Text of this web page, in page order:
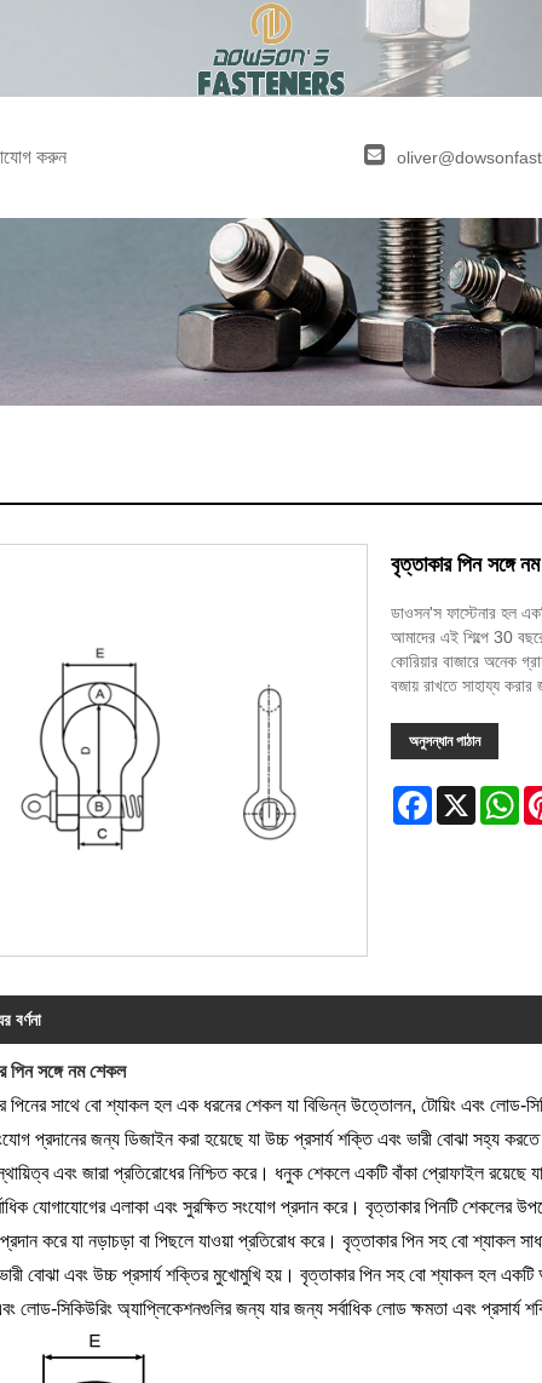
করুন
বৃত্তাকার পিন সঙ্গে
ডাওসন'স ফাস্টেনার হল
আমাদের এই শিল্পে 30
কোরিয়ার বাজারে অনেক
বজায় রাখতে সাহায্য
অনুসন্ধান পাঠান
Facebook
X
বর্ণনা
পিন সঙ্গে নম শেকল
পিনের সাথে বো শ্যাকল হল এক ধরনের শেকল যা বিভিন্ন উত্তোলন, টোয়িং এবং লোড-
প্রদানের জন্য ডিজাইন করা হয়েছে যা উচ্চ প্রসার্য শক্তি এবং ভারী বোঝা সহ্য
এবং জারা প্রতিরোধের নিশ্চিত করে। ধনুক শেকলে একটি বাঁকা প্রোফাইল
যোগাযোগের এলাকা এবং সুরক্ষিত সংযোগ প্রদান করে। বৃত্তাকার পিনটি শেকলের
করে যা নড়াচড়া বা পিছলে যাওয়া প্রতিরোধ করে। বৃত্তাকার পিন সহ বো শ্যাকল
ভারী বোঝা এবং উচ্চ প্রসার্য শক্তির মুখোমুখি হয়। বৃত্তাকার পিন সহ বো শ্যাকল হল
লোড-সিকিউরিং অ্যাপ্লিকেশনগুলির জন্য যার জন্য সর্বাধিক লোড ক্ষমতা এবং প্রসার্য